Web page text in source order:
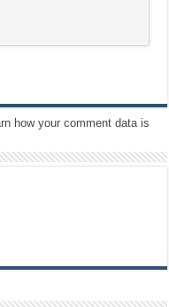
how your comment data is